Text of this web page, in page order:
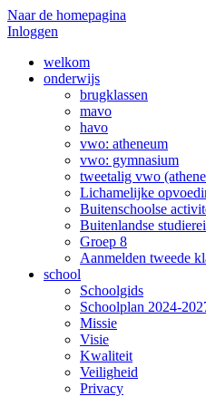
Naar de homepagina
Inloggen
welkom
onderwijs
brugklassen
mavo
havo
vwo: atheneum
vwo: gymnasium
tweetalig vwo
Lichamelijke
Buitenschoolse
Buitenlandse
Groep 8
Aanmelden tweede
school
Schoolgids
Schoolplan 2024-
Missie
Visie
Kwaliteit
Veiligheid
Privacy